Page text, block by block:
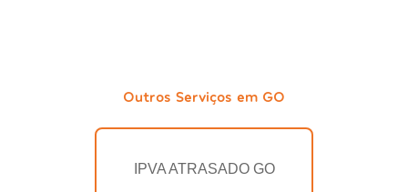
Outros Serviços em GO
IPVA ATRASADO GO